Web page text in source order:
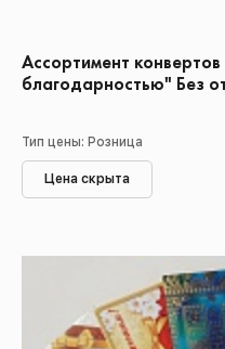
Ассортимент
благодарностью" Без
Тип цены: Розница
Цена скрыта